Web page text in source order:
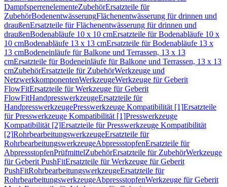
DampfsperrenelementeZubehörErsatzteile für
ZubehörBodenentwässerungFlächenentwässerung für drinnen und
draußenErsatzteile für Flächenentwässerung für drinnen und
draußenBodenabläufe 10 x 10 cmErsatzteile für Bodenabläufe 10 x
10 cmBodenabläufe 13 x 13 cmErsatzteile für Bodenabläufe 13 x
13 cmBodeneinläufe für Balkone und Terrassen, 13 x 13
cmErsatzteile für Bodeneinläufe für Balkone und Terrassen, 13 x 13
cmZubehörErsatzteile für ZubehörWerkzeuge und
NetzwerkkomponentenWerkzeugeWerkzeuge für Geberit
FlowFitErsatzteile für Werkzeuge für Geberit
FlowFitHandpresswerkzeugeErsatzteile für
HandpresswerkzeugePresswerkzeuge Kompatibilität [1]Ersatzteile
für Presswerkzeuge Kompatibilität [1]Presswerkzeuge
Kompatibilität [2]Ersatzteile für Presswerkzeuge Kompatibilität
[2]RohrbearbeitungswerkzeugeErsatzteile für
RohrbearbeitungswerkzeugeAbpressstopfenErsatzteile für
AbpressstopfenPrüfmittelZubehörErsatzteile für ZubehörWerkzeuge
für Geberit PushFitErsatzteile für Werkzeuge für Geberit
PushFitRohrbearbeitungswerkzeugeErsatzteile für
RohrbearbeitungswerkzeugeAbpressstopfenWerkzeuge für Geberit